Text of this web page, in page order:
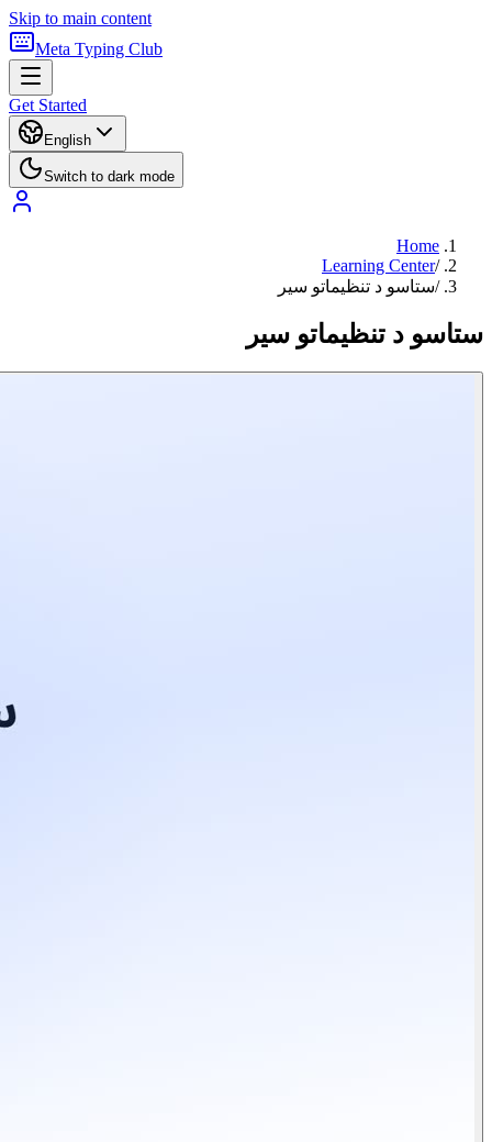
Skip to main content
Meta Typing Club
Get Started
English
Switch to dark mode
Home
/
Learning Center
/ستاسو د تنظیماتو سیر
ستاسو د تنظیماتو سیر